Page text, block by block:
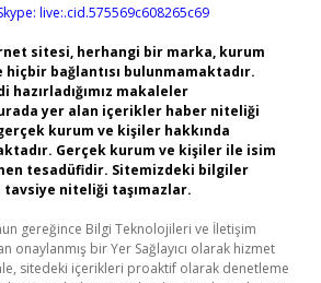
live:.cid.575569c608265c69
sitesi, herhangi bir marka, kurum
hiçbir bağlantısı bulunmamaktadır.
hazırladığımız makaleler
yer alan içerikler haber niteliği
kurum ve kişiler hakkında
Gerçek kurum ve kişiler ile isim
tesadüfidir. Sitemizdeki bilgiler
niteliği taşımazlar.
gereğince Bilgi Teknolojileri ve İletişim
onaylanmış bir Yer Sağlayıcı olarak hizmet
sitedeki içerikleri proaktif olarak denetleme